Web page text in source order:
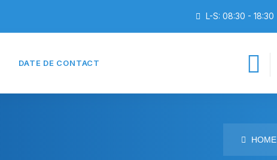
L-S: 08:30 - 18:30
DATE DE CONTACT
HOME